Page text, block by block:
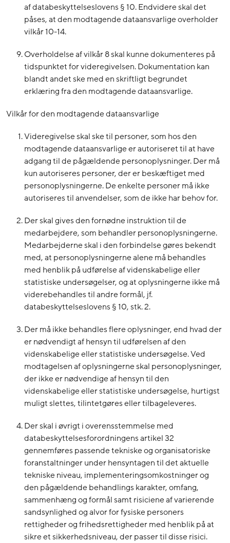
af databeskyttelseslovens § 10. Endvidere skal det
påses, at den modtagende dataansvarlige overholder
vilkår 10-14.
Overholdelse af vilkår 8 skal kunne dokumenteres på
tidspunktet for videregivelsen. Dokumentation kan
blandt andet ske med en skriftligt begrundet
erklæring fra den modtagende dataansvarlige.
Vilkår for den modtagende dataansvarlige
Videregivelse skal ske til personer, som hos den
modtagende dataansvarlige er autoriseret til at have
adgang til de pågældende personoplysninger. Der må
kun autoriseres personer, der er beskæftiget med
personoplysningerne. De enkelte personer må ikke
autoriseres til anvendelser, som de ikke har behov for.
Der skal gives den fornødne instruktion til de
medarbejdere, som behandler personoplysningerne.
Medarbejderne skal i den forbindelse gøres bekendt
med, at personoplysningerne alene må behandles
med henblik på udførelse af videnskabelige eller
statistiske undersøgelser, og at oplysningerne ikke må
viderebehandles til andre formål, jf.
databeskyttelseslovens § 10, stk. 2.
Der må ikke behandles flere oplysninger, end hvad der
er nødvendigt af hensyn til udførelsen af den
videnskabelige eller statistiske undersøgelse. Ved
modtagelsen af oplysningerne skal personoplysninger,
der ikke er nødvendige af hensyn til den
videnskabelige eller statistiske undersøgelse, hurtigst
muligt slettes, tilintetgøres eller tilbageleveres.
Der skal i øvrigt i overensstemmelse med
databeskyttelsesforordningens artikel 32
gennemføres passende tekniske og organisatoriske
foranstaltninger under hensyntagen til det aktuelle
tekniske niveau, implementeringsomkostninger og
den pågældende behandlings karakter, omfang,
sammenhæng og formål samt risiciene af varierende
sandsynlighed og alvor for fysiske personers
rettigheder og frihedsrettigheder med henblik på at
sikre et sikkerhedsniveau, der passer til disse risici.